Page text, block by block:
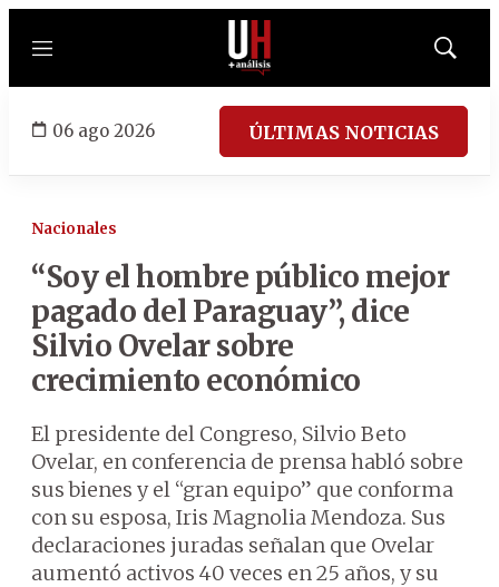
Menú
Mostrar
06 ago 2026 ÚLTIMAS NOTICIAS
Nacionales
“Soy el hombre público mejor
pagado del Paraguay”, dice
Silvio Ovelar sobre
crecimiento económico
El presidente del Congreso, Silvio Beto
Ovelar, en conferencia de prensa habló sobre
sus bienes y el “gran equipo” que conforma
con su esposa, Iris Magnolia Mendoza. Sus
declaraciones juradas señalan que Ovelar
aumentó activos 40 veces en 25 años, y su